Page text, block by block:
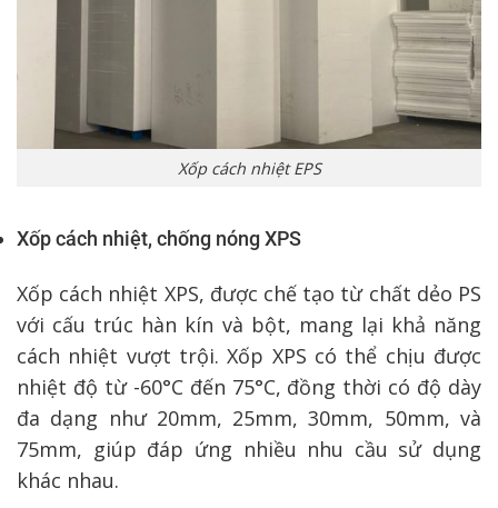
Xốp cách nhiệt EPS
Xốp cách nhiệt, chống nóng XPS
Xốp cách nhiệt XPS, được chế tạo từ chất dẻo PS
với cấu trúc hàn kín và bột, mang lại khả năng
cách nhiệt vượt trội. Xốp XPS có thể chịu được
nhiệt độ từ -60°C đến 75°C, đồng thời có độ dày
đa dạng như 20mm, 25mm, 30mm, 50mm, và
75mm, giúp đáp ứng nhiều nhu cầu sử dụng
khác nhau.